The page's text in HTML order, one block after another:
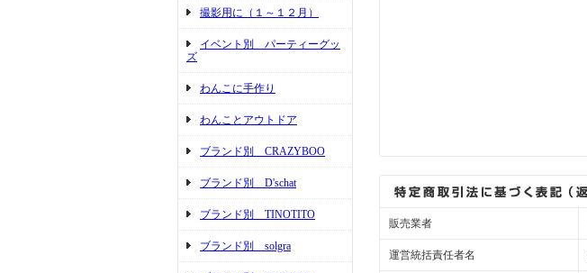
撮影用に（１～１２月）
イベント別 パーティーグッ
ズ
わんこに手作り
わんことアウトドア
ブランド別 CRAZYBOO
ブランド別 D'schat
ブランド別 TINOTITO
ブランド別 solgra
販売業者
運営統括責任者名